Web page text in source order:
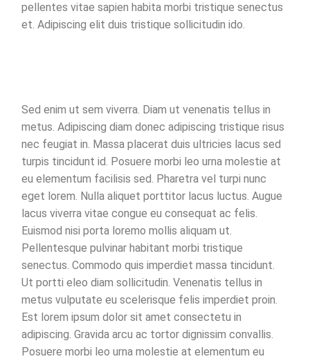
pellentes vitae sapien habita morbi tristique senectus
et. Adipiscing elit duis tristique sollicitudin ido.
Sed enim ut sem viverra. Diam ut venenatis tellus in
metus. Adipiscing diam donec adipiscing tristique risus
nec feugiat in. Massa placerat duis ultricies lacus sed
turpis tincidunt id. Posuere morbi leo urna molestie at
eu elementum facilisis sed. Pharetra vel turpi nunc
eget lorem. Nulla aliquet porttitor lacus luctus. Augue
lacus viverra vitae congue eu consequat ac felis.
Euismod nisi porta loremo mollis aliquam ut.
Pellentesque pulvinar habitant morbi tristique
senectus. Commodo quis imperdiet massa tincidunt.
Ut portti eleo diam sollicitudin. Venenatis tellus in
metus vulputate eu scelerisque felis imperdiet proin.
Est lorem ipsum dolor sit amet consectetu in
adipiscing. Gravida arcu ac tortor dignissim convallis.
Posuere morbi leo urna molestie at elementum eu